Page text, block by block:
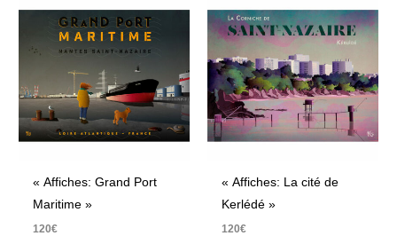
« Affiches: Grand Port
Maritime »
120€
« Affiches: La cité de
Kerlédé »
120€